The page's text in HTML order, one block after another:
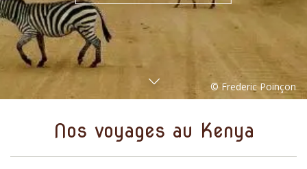
Nos voyages au Kenya